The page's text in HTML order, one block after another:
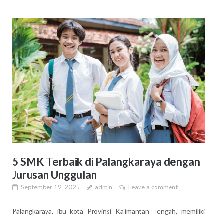
5 SMK Terbaik di Palangkaraya dengan
Jurusan Unggulan
September 19, 2025 admin Leave a comment
Palangkaraya, ibu kota Provinsi Kalimantan Tengah, memiliki